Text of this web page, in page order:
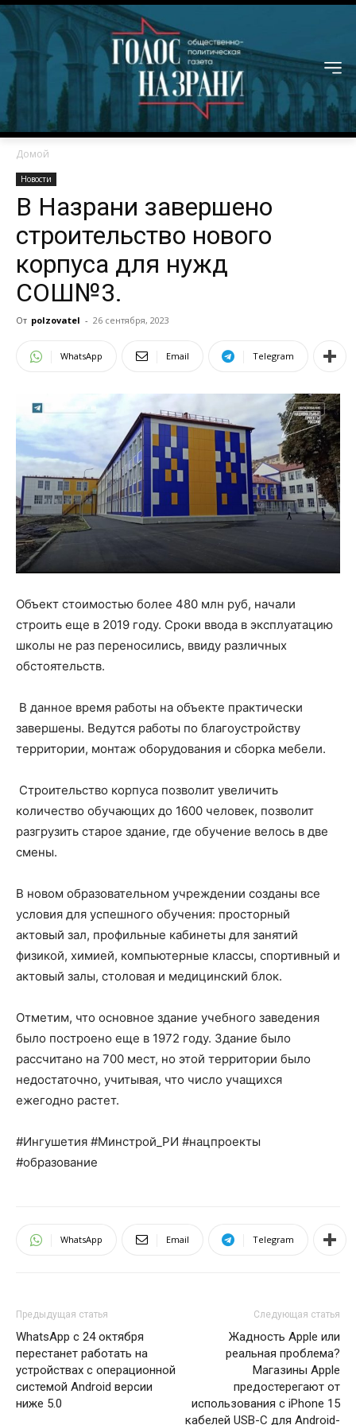
Домой
Новости
В Назрани завершено
строительство нового
корпуса для нужд
СОШ№3.
От polzovatel - 26 сентября, 2023
WhatsApp Email Telegram
Объект стоимостью более 480 млн руб, начали
строить еще в 2019 году. Сроки ввода в эксплуатацию
школы не раз переносились, ввиду различных
обстоятельств.
В данное время работы на объекте практически
завершены. Ведутся работы по благоустройству
территории, монтаж оборудования и сборка мебели.
Строительство корпуса позволит увеличить
количество обучающих до 1600 человек, позволит
разгрузить старое здание, где обучение велось в две
смены.
В новом образовательном учреждении созданы все
условия для успешного обучения: просторный
актовый зал, профильные кабинеты для занятий
физикой, химией, компьютерные классы, спортивный и
актовый залы, столовая и медицинский блок.
Отметим, что основное здание учебного заведения
было построено еще в 1972 году. Здание было
рассчитано на 700 мест, но этой территории было
недостаточно, учитывая, что число учащихся
ежегодно растет.
#Ингушетия #Минстрой_РИ #нацпроекты
#образование
WhatsApp Email Telegram
Предыдущая статья
WhatsApp с 24 октября
перестанет работать на
устройствах с операционной
системой Android версии
ниже 5.0
Следующая статья
Жадность Apple или
реальная проблема?
Магазины Apple
предостерегают от
использования с iPhone 15
кабелей USB-C для Android-